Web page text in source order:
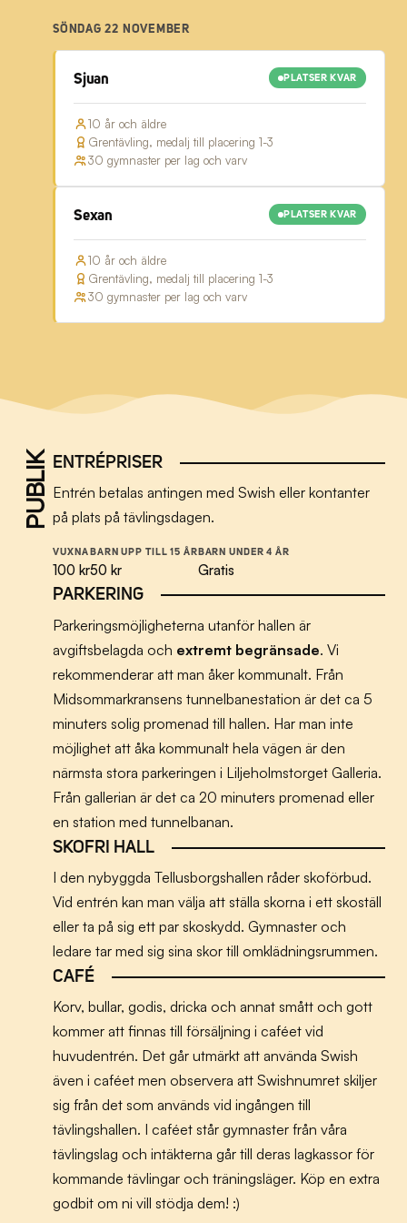
SÖNDAG 22 NOVEMBER
Sjuan PLATSER KVAR
10 år och äldre
Grentävling, medalj till placering 1-3
30 gymnaster per lag och varv
Sexan PLATSER KVAR
10 år och äldre
Grentävling, medalj till placering 1-3
30 gymnaster per lag och varv
PUBLIK ENTRÉPRISER
Entrén betalas antingen med Swish eller kontanter
på plats på tävlingsdagen.
VUXNA
100 kr
BARN UPP TILL 15 ÅR
50 kr
BARN UNDER 4 ÅR
Gratis
PARKERING
Parkeringsmöjligheterna utanför hallen är
avgiftsbelagda och extremt begränsade. Vi
rekommenderar att man åker kommunalt. Från
Midsommarkransens tunnelbanestation är det ca 5
minuters solig promenad till hallen. Har man inte
möjlighet att åka kommunalt hela vägen är den
närmsta stora parkeringen i Liljeholmstorget Galleria.
Från gallerian är det ca 20 minuters promenad eller
en station med tunnelbanan.
SKOFRI HALL
I den nybyggda Tellusborgshallen råder skoförbud.
Vid entrén kan man välja att ställa skorna i ett skoställ
eller ta på sig ett par skoskydd. Gymnaster och
ledare tar med sig sina skor till omklädningsrummen.
CAFÉ
Korv, bullar, godis, dricka och annat smått och gott
kommer att finnas till försäljning i caféet vid
huvudentrén. Det går utmärkt att använda Swish
även i caféet men observera att Swishnumret skiljer
sig från det som används vid ingången till
tävlingshallen. I caféet står gymnaster från våra
tävlingslag och intäkterna går till deras lagkassor för
kommande tävlingar och träningsläger. Köp en extra
godbit om ni vill stödja dem! :)